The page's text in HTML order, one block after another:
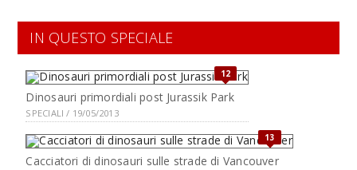
IN QUESTO SPECIALE
12
Dinosauri primordiali post Jurassik Park
SPECIALI / 19/05/2013
13
Cacciatori di dinosauri sulle strade di Vancouver